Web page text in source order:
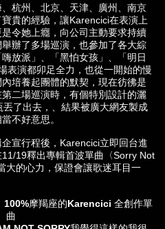
杭州、北京、天津、廣州、南京
貴的經驗，讓Karencici在表演上
令她上癮，向公司主動要求持續
辦了多場巡演，也參加了各大綜
放派」、「黑怕女孩」、「明日
表演都卯足全力，也從一開始的慢
培養起團體的默契，現在彷彿是
二場巡演時，有個特別設計的灑
了出去，、結果被廣大網友製成
不好意思。
宣行程後，Karencici立即回台進
19釋出專輯首波單曲〈Sorry Not
大的心力，保證會讓歌迷耳目一
100%摩羯座的Karencici 全創作單
曲